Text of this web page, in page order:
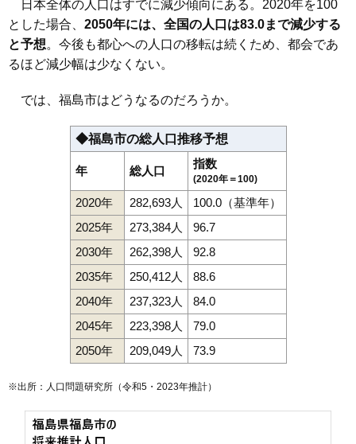
日本全体の人口はすでに減少傾向にある。2020年を100
とした場合、 2050年には、全国の人口は83.0まで減少する
と予想。今後も都心への人口の移転は続くため、都会であ
るほど減少幅は少なくない。
では、福島市はどうなるのだろうか。
◆福島市の総人口推移予想
年 総人口
指数
(2020年＝100)
2020年 282,693人
100.0（基準年）
2025年
273,384人
96.7
2030年
262,398人
92.8
2035年
250,412人
88.6
2040年
237,323人
84.0
2045年
223,398人
79.0
2050年
209,049人 73.9
※出所：人口問題研究所（令和5・2023年推計）